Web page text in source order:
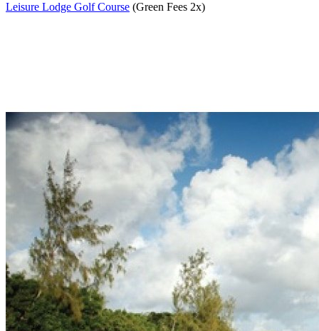
Leisure Lodge Golf Course (Green Fees 2x)